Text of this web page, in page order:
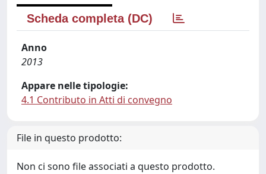
Scheda completa (DC)
Anno
2013
Appare nelle tipologie:
4.1 Contributo in Atti di convegno
File in questo prodotto:
Non ci sono file associati a questo prodotto.